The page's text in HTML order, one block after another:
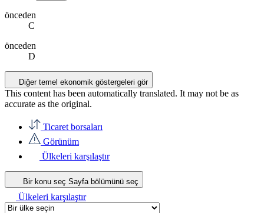
önceden
C
önceden
D
Diğer temel ekonomik göstergeleri gör
This content has been automatically translated. It may not be as
accurate as the original.
Ticaret borsaları
Görünüm
Ülkeleri karşılaştır
Bir konu seç Sayfa bölümünü seç
Ülkeleri karşılaştır